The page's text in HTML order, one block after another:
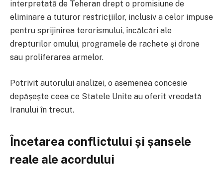
interpretată de Teheran drept o promisiune de
eliminare a tuturor restricțiilor, inclusiv a celor impuse
pentru sprijinirea terorismului, încălcări ale
drepturilor omului, programele de rachete și drone
sau proliferarea armelor.
Potrivit autorului analizei, o asemenea concesie
depășește ceea ce Statele Unite au oferit vreodată
Iranului în trecut.
Încetarea conflictului și șansele
reale ale acordului